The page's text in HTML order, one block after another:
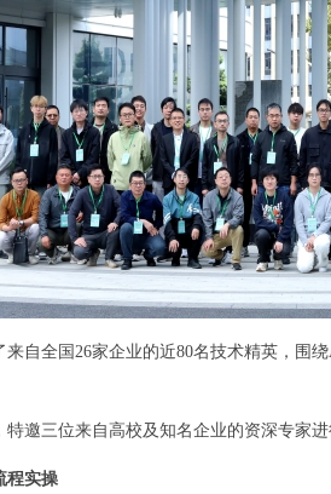
自全国26家企业的近80名技术精英，围
邀三位来自高校及知名企业的资深专家
程实操